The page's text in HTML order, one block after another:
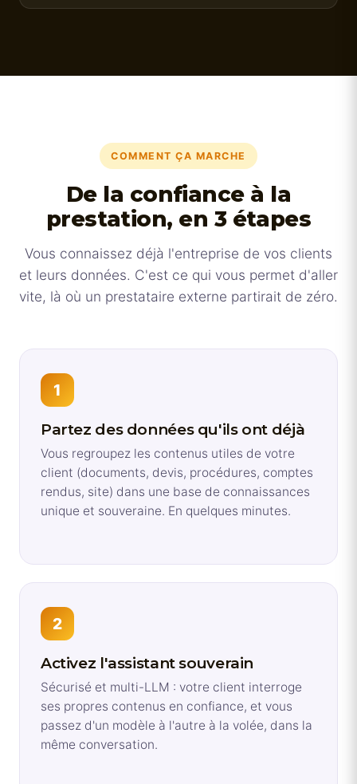
COMMENT ÇA MARCHE
De la confiance à la
prestation, en 3 étapes
Vous connaissez déjà l'entreprise de vos clients
et leurs données. C'est ce qui vous permet d'aller
vite, là où un prestataire externe partirait de zéro.
1
Partez des données qu'ils ont déjà
Vous regroupez les contenus utiles de votre
client (documents, devis, procédures, comptes
rendus, site) dans une base de connaissances
unique et souveraine. En quelques minutes.
2
Activez l'assistant souverain
Sécurisé et multi-LLM : votre client interroge
ses propres contenus en confiance, et vous
passez d'un modèle à l'autre à la volée, dans la
même conversation.